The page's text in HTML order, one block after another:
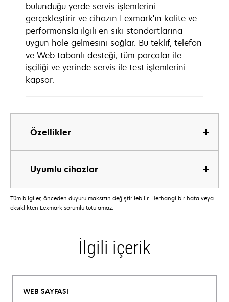
Özellikler
Uyumlu cihazlar
bulunduğu yerde servis işlemlerini
gerçekleştirir ve cihazın Lexmark'ın kalite ve
performansla ilgili en sıkı standartlarına
uygun hale gelmesini sağlar. Bu teklif, telefon
ve Web tabanlı desteği, tüm parçalar ile
işçiliği ve yerinde servis ile test işlemlerini
kapsar.
Tüm bilgiler, önceden duyurulmaksızın değiştirilebilir. Herhangi bir hata veya
eksiklikten Lexmark sorumlu tutulamaz.
İlgili içerik
WEB SAYFASI